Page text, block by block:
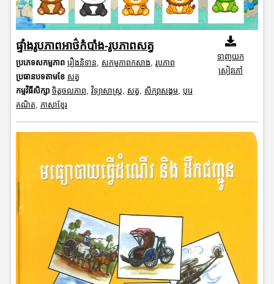
ផ្ទាំងរូបភាពអាថ៌កំបាំង-រូបភាពសត្វ
ប្រភេទសកម្មភាព រឿងនិទាន, សកម្មភាពកសាង, រូបភាព
ប្រធានបទតាមខែ សត្វ
កម្មវិធីសិក្សា ចិត្តចលភាព, វិទ្យាសាស្រ្ត, សត្វ, សិក្សាសង្គម, បុរេ
គណិត, ភាសាខ្មែរ
ទាញយក
សៀវភៅ